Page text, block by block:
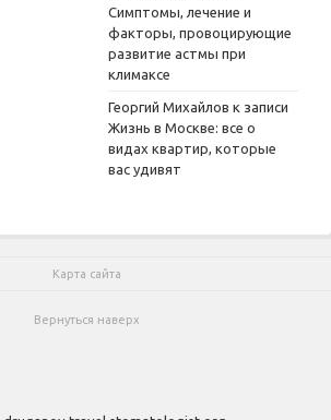
Симптомы, лечение и
факторы, провоцирующие
развитие астмы при
климаксе
Георгий Михайлов к записи
Жизнь в Москве: все о
видах квартир, которые
вас удивят
Карта сайта
Вернуться наверх